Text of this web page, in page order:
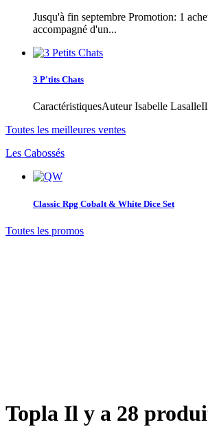
Jusqu'à fin septembre Promotion: 1
accompagné d'un...
3 P'tits Chats
CaractéristiquesAuteur Isabelle
Toutes les meilleures ventes
Les Cabossés
Classic Rpg Cobalt & White Dice Set
Toutes les promos
Topla Il y a 28